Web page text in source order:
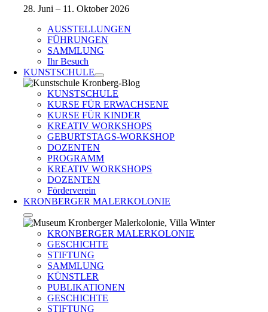
28. Juni – 11. Oktober 2026
AUSSTELLUNGEN
FÜHRUNGEN
SAMMLUNG
Ihr Besuch
KUNSTSCHULE
KUNSTSCHULE
KURSE FÜR ERWACHSENE
KURSE FÜR KINDER
KREATIV WORKSHOPS
GEBURTSTAGS-WORKSHOP
DOZENTEN
PROGRAMM
KREATIV WORKSHOPS
DOZENTEN
Förderverein
KRONBERGER MALERKOLONIE
KRONBERGER MALERKOLONIE
GESCHICHTE
STIFTUNG
SAMMLUNG
KÜNSTLER
PUBLIKATIONEN
GESCHICHTE
STIFTUNG